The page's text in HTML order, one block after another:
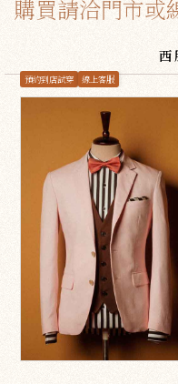
購買請洽門市或
西
預約到店試穿 線上客服